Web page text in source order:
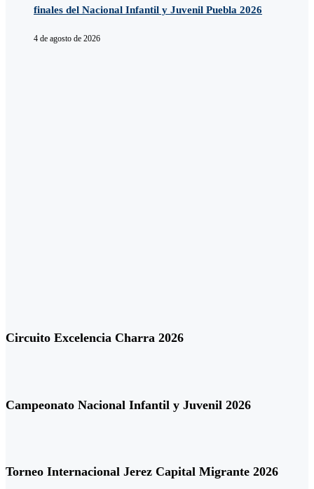
finales del Nacional Infantil y Juvenil Puebla 2026
4 de agosto de 2026
Circuito Excelencia Charra 2026
Campeonato Nacional Infantil y Juvenil 2026
Torneo Internacional Jerez Capital Migrante 2026